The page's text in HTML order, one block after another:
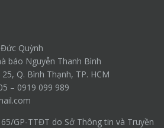
Quỳnh
báo Nguyễn Thanh Bình
Q. Bình Thạnh, TP. HCM
– 0919 099 989
GP-TTĐT do Sở Thông tin và Truyền